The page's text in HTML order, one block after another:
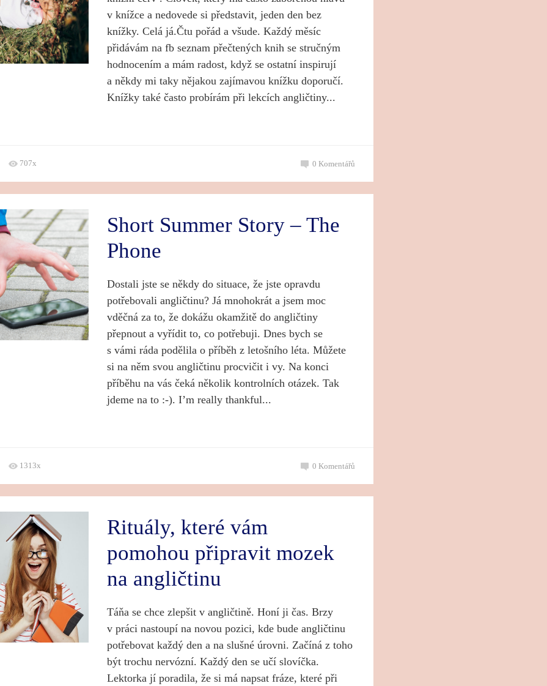
v knížce a nedovede si představit, jeden den bez
knížky. Celá já.Čtu pořád a všude. Každý měsíc
přidávám na fb seznam přečtených knih se stručným
hodnocením a mám radost, když se ostatní inspirují
a někdy mi taky nějakou zajímavou knížku doporučí.
Knížky také často probírám při lekcích angličtiny...
707x 0 Komentářů
Short Summer Story – The
Phone
Dostali jste se někdy do situace, že jste opravdu
potřebovali angličtinu? Já mnohokrát a jsem moc
vděčná za to, že dokážu okamžitě do angličtiny
přepnout a vyřídit to, co potřebuji. Dnes bych se
s vámi ráda podělila o příběh z letošního léta. Můžete
si na něm svou angličtinu procvičit i vy. Na konci
příběhu na vás čeká několik kontrolních otázek. Tak
jdeme na to :-). I’m really thankful...
1313x 0 Komentářů
Rituály, které vám
pomohou připravit mozek
na angličtinu
Táňa se chce zlepšit v angličtině. Honí ji čas. Brzy
v práci nastoupí na novou pozici, kde bude angličtinu
potřebovat každý den a na slušné úrovni. Začíná z toho
být trochu nervózní. Každý den se učí slovíčka.
Lektorka jí poradila, že si má napsat fráze, které při